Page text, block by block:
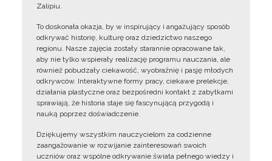
Zalipiu.
To doskonała okazja, by w inspirujący i angażujący sposób
odkrywać historię, kulturę oraz dziedzictwo naszego
regionu. Nasze zajęcia zostały starannie opracowane tak,
aby nie tylko wspierały realizację programu nauczania, ale
również pobudzały ciekawość, wyobraźnię i pasję młodych
odkrywców. Interaktywne formy pracy, ciekawe prelekcje,
działania plastyczne oraz bezpośredni kontakt z zabytkami
sprawiają, że historia staje się fascynującą przygodą i
nauką poprzez doświadczenie.
Dziękujemy wszystkim nauczycielom za codzienne
zaangażowanie w rozwijanie zainteresowań swoich
uczniów oraz wspólne odkrywanie świata pełnego wiedzy i